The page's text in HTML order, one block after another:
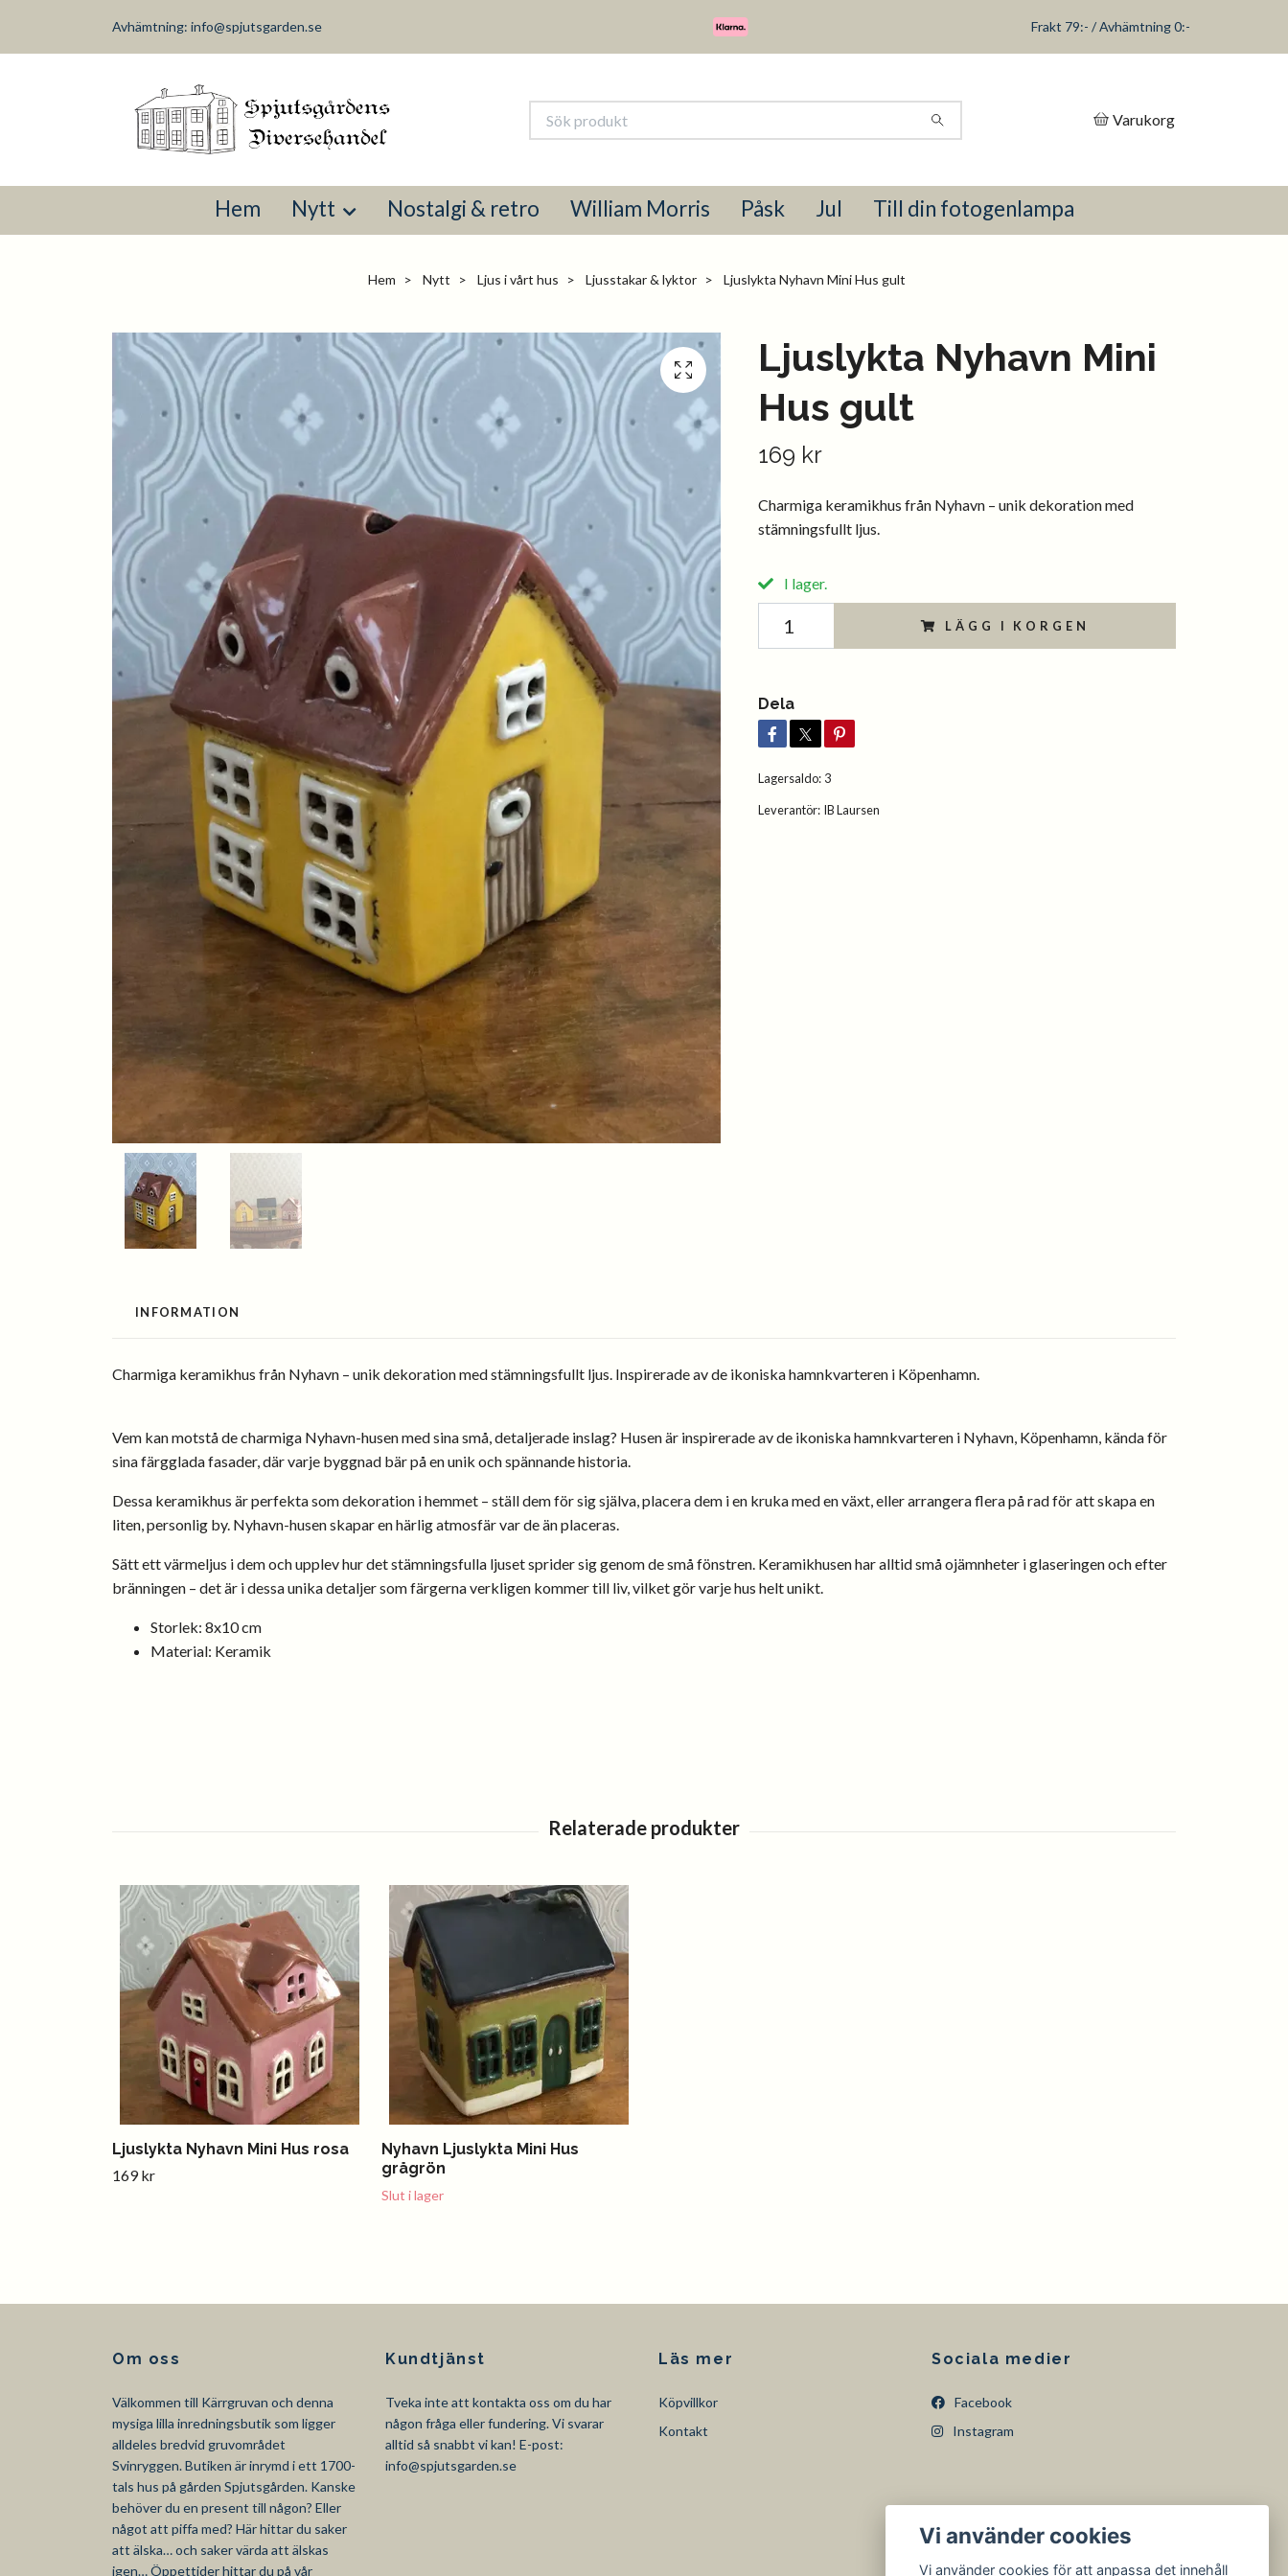
Avhämtning: info@spjutsgarden.se Frakt 79:- / Avhämtning 0:-
Varukorg
Hem Nytt Nostalgi & retro William Morris Påsk Jul Till din fotogenlampa
Hem Nytt Ljus i vårt hus Ljusstakar & lyktor Ljuslykta Nyhavn Mini Hus gult
Ljuslykta Nyhavn Mini
Hus gult
169 kr
Charmiga keramikhus från Nyhavn – unik dekoration med
stämningsfullt ljus.
I lager.
LÄGG I KORGEN
Dela
Lagersaldo: 3
Leverantör: IB Laursen
INFORMATION
Charmiga keramikhus från Nyhavn – unik dekoration med stämningsfullt ljus. Inspirerade av de ikoniska hamnkvarteren i Köpenhamn.
Vem kan motstå de charmiga Nyhavn-husen med sina små, detaljerade inslag? Husen är inspirerade av de ikoniska hamnkvarteren i Nyhavn, Köpenhamn, kända för
sina färgglada fasader, där varje byggnad bär på en unik och spännande historia.
Dessa keramikhus är perfekta som dekoration i hemmet – ställ dem för sig själva, placera dem i en kruka med en växt, eller arrangera flera på rad för att skapa en
liten, personlig by. Nyhavn-husen skapar en härlig atmosfär var de än placeras.
Sätt ett värmeljus i dem och upplev hur det stämningsfulla ljuset sprider sig genom de små fönstren. Keramikhusen har alltid små ojämnheter i glaseringen och efter
bränningen – det är i dessa unika detaljer som färgerna verkligen kommer till liv, vilket gör varje hus helt unikt.
Storlek: 8x10 cm
Material: Keramik
Ljuslykta Nyhavn Mini Hus rosa
169 kr
Nyhavn Ljuslykta Mini Hus
grågrön
Slut i lager
Om oss
Välkommen till Kärrgruvan och denna
mysiga lilla inredningsbutik som ligger
alldeles bredvid gruvområdet
Svinryggen. Butiken är inrymd i ett 1700-
tals hus på gården Spjutsgården. Kanske
behöver du en present till någon? Eller
något att piffa med? Här hittar du saker
att älska… och saker värda att älskas
igen… Öppettider hittar du på vår
Kundtjänst
Tveka inte att kontakta oss om du har
någon fråga eller fundering. Vi svarar
alltid så snabbt vi kan! E-post:
info@spjutsgarden.se
Läs mer
Köpvillkor
Kontakt
Sociala medier
Facebook
Instagram
Vi använder cookies
Vi använder cookies för att anpassa det innehåll